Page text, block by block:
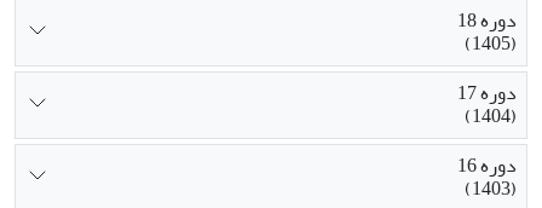
دوره 18
(1405)
دوره 17
(1404)
دوره 16
(1403)